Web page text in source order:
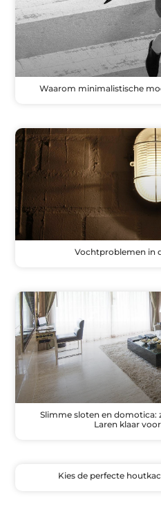
Waarom minimalistische
Vochtproblemen in
Slimme sloten en domotica:
Laren klaar
Kies de perfecte